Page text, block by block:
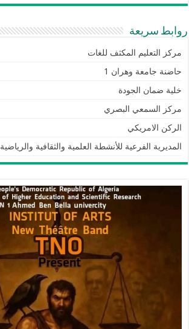
روابط سريعة
مركز التعليم المكثف للغات
حاضنة جامعة وهران 1
خلية ضمان الجودة
مركز السمعي البصري
الركن الامريكي
المديرية الفرعية للأنشطة العلمية والثقافية والرياضية